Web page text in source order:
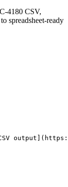
4180 CSV,
spreadsheet-ready